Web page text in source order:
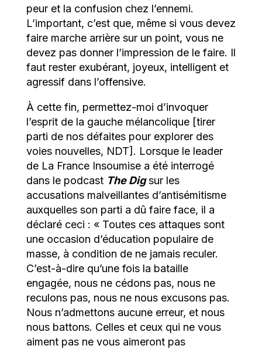
peur et la confusion chez l’ennemi.
L’important, c’est que, même si vous devez
faire marche arrière sur un point, vous ne
devez pas donner l’impression de le faire. Il
faut rester exubérant, joyeux, intelligent et
agressif dans l’offensive.
À cette fin, permettez-moi d’invoquer
l’esprit de la gauche mélancolique [tirer
parti de nos défaites pour explorer des
voies nouvelles, NDT]. Lorsque le leader
de La France Insoumise a été interrogé
dans le podcast The Dig sur les
accusations malveillantes d’antisémitisme
auxquelles son parti a dû faire face, il a
déclaré ceci : « Toutes ces attaques sont
une occasion d’éducation populaire de
masse, à condition de ne jamais reculer.
C’est-à-dire qu’une fois la bataille
engagée, nous ne cédons pas, nous ne
reculons pas, nous ne nous excusons pas.
Nous n’admettons aucune erreur, et nous
nous battons. Celles et ceux qui ne vous
aiment pas ne vous aimeront pas